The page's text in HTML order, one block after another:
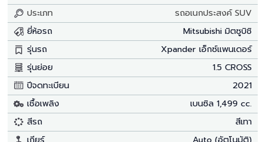
ประเภท
รถอเนกประสงค์ SUV
ยี่ห้อรถ
Mitsubishi มิตซูบิชิ
รุ่นรถ
Xpander เอ็กซ์แพนเดอร์
รุ่นย่อย
1.5 CROSS
ปีจดทะเบียน
2021
เชื้อเพลิง
เบนซิล 1,499 cc.
สีรถ
สีเทา